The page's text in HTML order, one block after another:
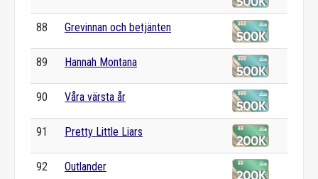
88 Grevinnan och betjänten
89 Hannah Montana
90 Våra värsta år
91 Pretty Little Liars
92 Outlander